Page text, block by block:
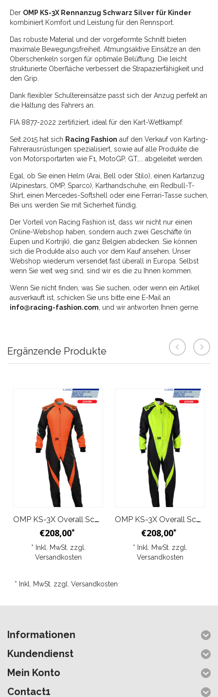
Der OMP KS-3X Rennanzug Schwarz Silver für Kinder
kombiniert Komfort und Leistung für den Rennsport.
Das robuste Material und der vorgeformte Schnitt bieten
maximale Bewegungsfreiheit. Atmungsaktive Einsätze an den
Oberschenkeln sorgen für optimale Belüftung. Die leicht
strukturierte Oberfläche verbessert die Strapazierfähigkeit und
den Grip.
Dank flexibler Schultereinsätze passt sich der Anzug perfekt an
die Haltung des Fahrers an.
FIA 8877-2022 zertifiziert, ideal für den Kart-Wettkampf.
Seit 2015 hat sich Racing Fashion auf den Verkauf von Karting-
Fahrerausrüstungen spezialisiert, sowie auf alle Produkte die
von Motorsportarten wie F1, MotoGP, GT,... abgeleitet werden.
Egal, ob Sie einen Helm (Arai, Bell oder Stilo), einen Kartanzug
(Alpinestars, OMP, Sparco), Karthandschuhe, ein Redbull-T-
Shirt, einen Mercedes-Softshell oder eine Ferrari-Tasse suchen,
Bei uns werden Sie mit Sicherheit fündig.
Der Vorteil von Racing Fashion ist, dass wir nicht nur einen
Online-Webshop haben, sondern auch zwei Geschäfte (in
Eupen und Kortrijk), die ganz Belgien abdecken. Sie können
sich die Produkte also auch vor dem Kauf ansehen. Unser
Webshop wiederum versendet fast überall in Europa. Selbst
wenn Sie weit weg sind, sind wir es die zu Ihnen kommen.
Wenn Sie nicht finden, was Sie suchen, oder wenn ein Artikel
ausverkauft ist, schicken Sie uns bitte eine E-Mail an
info@racing-fashion.com, und wir antworten Ihnen gerne.
Ergänzende Produkte
OMP KS-3X Overall Schwarz Orange Junior
€208,00*
* Inkl. MwSt. zzgl.
Versandkosten
OMP KS-3X Overall Schwarz Gelb Junior
€208,00*
* Inkl. MwSt. zzgl.
Versandkosten
* Inkl. MwSt. zzgl. Versandkosten
Informationen
Kundendienst
Mein Konto
Contact1